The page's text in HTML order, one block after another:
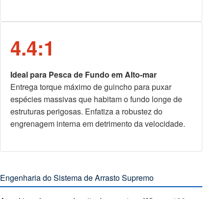
4.4:1
Ideal para Pesca de Fundo em Alto-mar
Entrega torque máximo de guincho para puxar
espécies massivas que habitam o fundo longe de
estruturas perigosas. Enfatiza a robustez do
engrenagem interna em detrimento da velocidade.
Engenharia do Sistema de Arrasto Supremo